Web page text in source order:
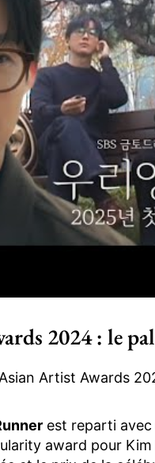
2024 : le
Artist Awards
est reparti avec
award pour